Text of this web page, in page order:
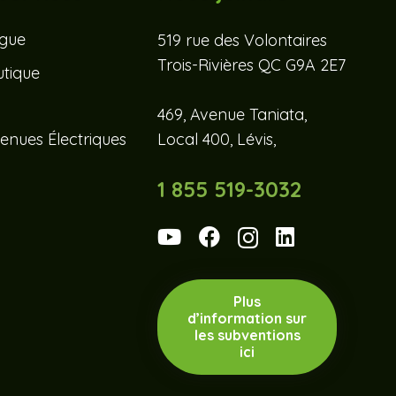
Électriques
519 rue des Volontaires
Trois-Rivières QC G9A 2E7
469, Avenue Taniata,
Local 400, Lévis,
1 855 519-3032
Plus
d’information sur
les subventions
ici